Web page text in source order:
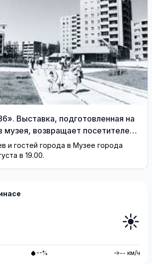
Выставка, подготовленная на
музея, возвращает посетителей
и гостей города в Музее города
в 19.00.
☀️
--% -- км/ч